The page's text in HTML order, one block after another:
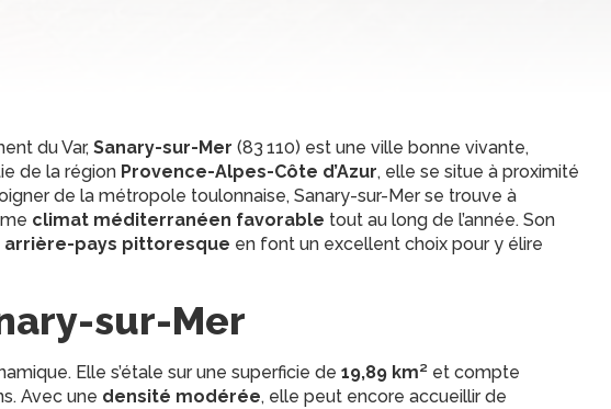
du Var, Sanary-sur-Mer (83 110) est une ville bonne vivante,
de la région Provence-Alpes-Côte d’Azur, elle se situe à proximité
de la métropole toulonnaise, Sanary-sur-Mer se trouve à
climat méditerranéen favorable tout au long de l’année. Son
arrière-pays pittoresque en font un excellent choix pour y élire
sur-Mer
Elle s’étale sur une superficie de 19,89 km² et compte
Avec une densité modérée, elle peut encore accueillir de